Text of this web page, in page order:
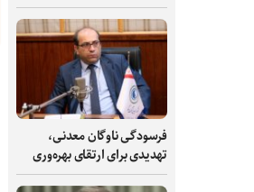
فرسودگی ناوگان معدنی،
تهدیدی برای ارتقای بهره‌وری